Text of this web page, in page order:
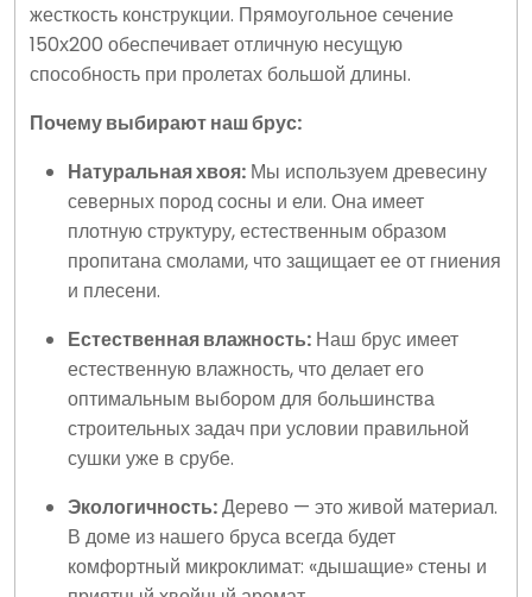
жесткость конструкции. Прямоугольное сечение
150х200 обеспечивает отличную несущую
способность при пролетах большой длины.
Почему выбирают наш брус:
Натуральная хвоя: Мы используем древесину
северных пород сосны и ели. Она имеет
плотную структуру, естественным образом
пропитана смолами, что защищает ее от гниения
и плесени.
Естественная влажность: Наш брус имеет
естественную влажность, что делает его
оптимальным выбором для большинства
строительных задач при условии правильной
сушки уже в срубе.
Экологичность:Дерево — это живой материал.
В доме из нашего бруса всегда будет
комфортный микроклимат: «дышащие» стены и